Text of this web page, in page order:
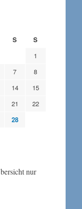
S
S
1
7
8
14
15
21
22
28
nur